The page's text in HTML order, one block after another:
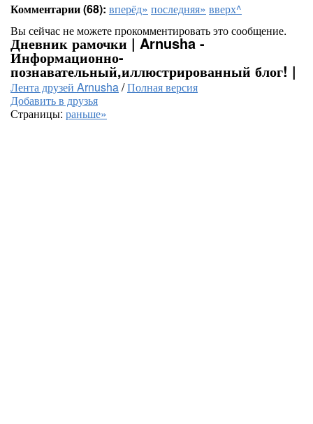
Комментарии (68): вперёд» последняя» вверх^
Вы сейчас не можете прокомментировать это сообщение.
Дневник рамочки | Arnusha -
Информационно-
познавательный,иллюстрированный блог! |
Лента друзей Arnusha/Полная версия
Добавить в друзья
Страницы: раньше»